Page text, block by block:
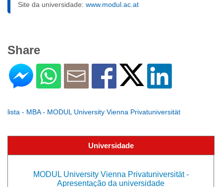
Site da universidade: www.modul.ac.at
Share
lista - MBA - MODUL University Vienna Privatuniversität
Universidade
MODUL University Vienna Privatuniversität -
Apresentação da universidade